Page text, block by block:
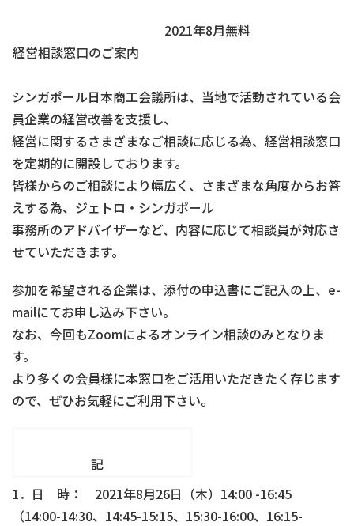
2021年8月無料
経営相談窓口のご案内
シンガポール日本商工会議所は、当地で活動されている会
員企業の経営改善を支援し、
経営に関するさまざまなご相談に応じる為、経営相談窓口
を定期的に開設しております。
皆様からのご相談により幅広く、さまざまな角度からお答
えする為、ジェトロ・シンガポール
事務所のアドバイザーなど、内容に応じて相談員が対応さ
せていただきます。
参加を希望される企業は、添付の申込書にご記入の上、e-
mailにてお申し込み下さい。
なお、今回もZoomによるオンライン相談のみとなりま
す。
より多くの会員様に本窓口をご活用いただきたく存じます
ので、ぜひお気軽にご利用下さい。
記
1．日 時： 2021年8月26日（木）14:00 -16:45
（14:00-14:30、14:45-15:15、15:30-16:00、16:15-